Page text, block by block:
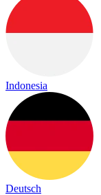
Indonesia
Deutsch